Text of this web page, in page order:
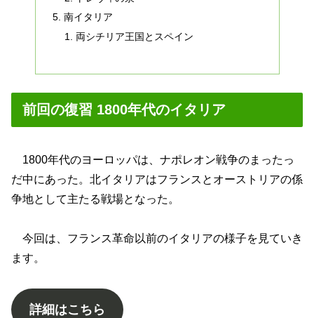
南イタリア
両シチリア王国とスペイン
前回の復習 1800年代のイタリア
1800年代のヨーロッパは、ナポレオン戦争のまったっ
だ中にあった。北イタリアはフランスとオーストリアの係
争地として主たる戦場となった。
今回は、フランス革命以前のイタリアの様子を見ていき
ます。
詳細はこちら